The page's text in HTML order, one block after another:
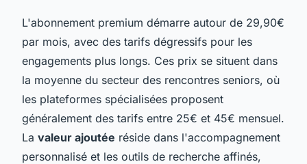
L'abonnement premium démarre autour de 29,90€
par mois, avec des tarifs dégressifs pour les
engagements plus longs. Ces prix se situent dans
la moyenne du secteur des rencontres seniors, où
les plateformes spécialisées proposent
généralement des tarifs entre 25€ et 45€ mensuel.
La valeur ajoutée réside dans l'accompagnement
personnalisé et les outils de recherche affinés,